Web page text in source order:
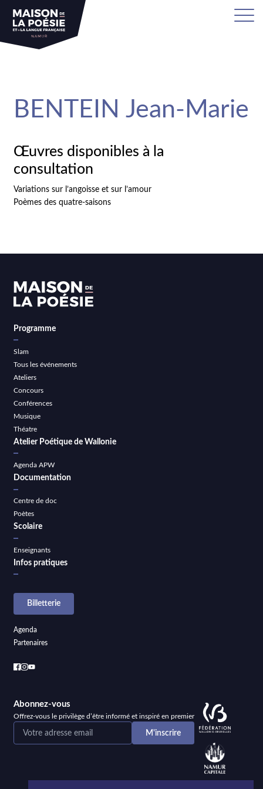
BENTEIN Jean-Marie
Œuvres disponibles à la
consultation
Variations sur l’angoisse et sur l’amour
Poèmes des quatre-saisons
Programme
Slam
Tous les événements
Ateliers
Concours
Conférences
Musique
Théatre
Atelier Poétique de Wallonie
Agenda APW
Documentation
Centre de doc
Poètes
Scolaire
Enseignants
Infos pratiques
Billetterie
Agenda
Partenaires
Abonnez-vous
Offrez-vous le privilège d’être informé et inspiré en premier